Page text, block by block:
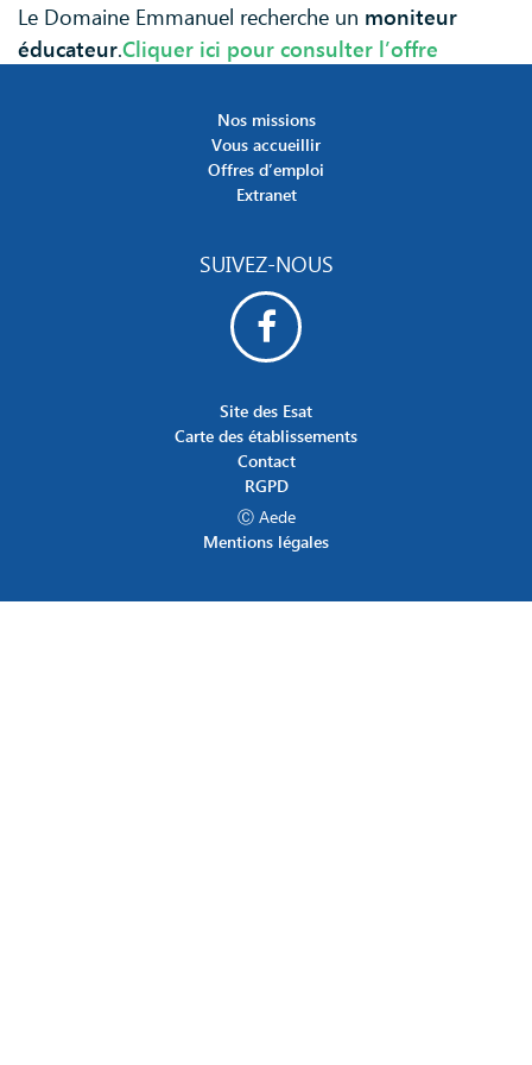
Le Domaine Emmanuel recherche un moniteur
éducateur.Cliquer ici pour consulter l’offre
Nos missions
Vous accueillir
Offres d’emploi
Extranet
SUIVEZ-NOUS
Site des Esat
Carte des établissements
Contact
RGPD
Ⓒ Aede
Mentions légales